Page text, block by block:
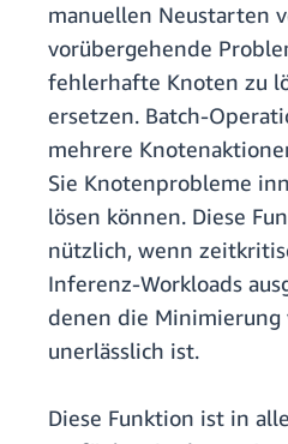
manuellen Neustarten
vorübergehende
fehlerhafte Knoten zu
ersetzen. Batch-
mehrere
Sie Knotenprobleme
lösen können. Diese
nützlich, wenn
Inferenz-Workloads
denen die Minimierung
unerlässlich ist.
Diese Funktion ist in